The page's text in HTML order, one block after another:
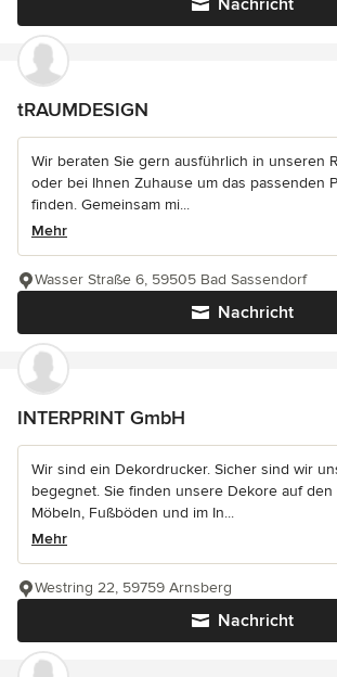
Nachricht
tRAUMDESIGN
Wir beraten Sie gern ausführlich in unseren
oder bei Ihnen Zuhause um das passenden
finden. Gemeinsam mi...
Mehr
Nachricht
Wasser Straße 6, 59505 Bad Sassendorf
INTERPRINT GmbH
Wir sind ein Dekordrucker. Sicher sind wir
begegnet. Sie finden unsere Dekore auf
Möbeln, Fußböden und im In...
Mehr
Nachricht
Westring 22, 59759 Arnsberg